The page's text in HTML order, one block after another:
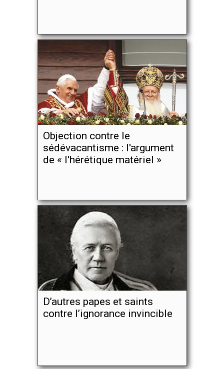
Objection contre le
sédévacantisme : l'argument
de « l'hérétique matériel »
D’autres papes et saints
contre l’ignorance invincible